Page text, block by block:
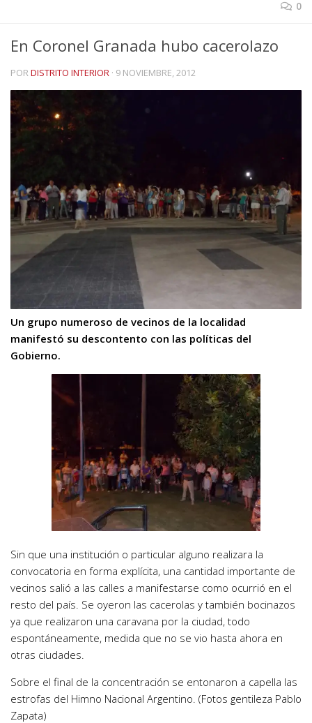
0
En Coronel Granada hubo cacerolazo
PORDISTRITO INTERIOR · 9 NOVIEMBRE, 2012
Un grupo numeroso de vecinos de la localidad
manifestó su descontento con las políticas del
Gobierno.
Sin que una institución o particular alguno realizara la
convocatoria en forma explícita, una cantidad importante de
vecinos salió a las calles a manifestarse como ocurrió en el
resto del país. Se oyeron las cacerolas y también bocinazos
ya que realizaron una caravana por la ciudad, todo
espontáneamente, medida que no se vio hasta ahora en
otras ciudades.
Sobre el final de la concentración se entonaron a capella las
estrofas del Himno Nacional Argentino. (Fotos gentileza Pablo
Zapata)